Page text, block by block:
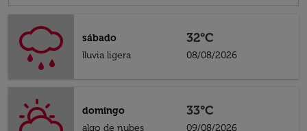
sábado
lluvia ligera
32°C
08/08/2026
domingo
algo de nubes
33°C
09/08/2026